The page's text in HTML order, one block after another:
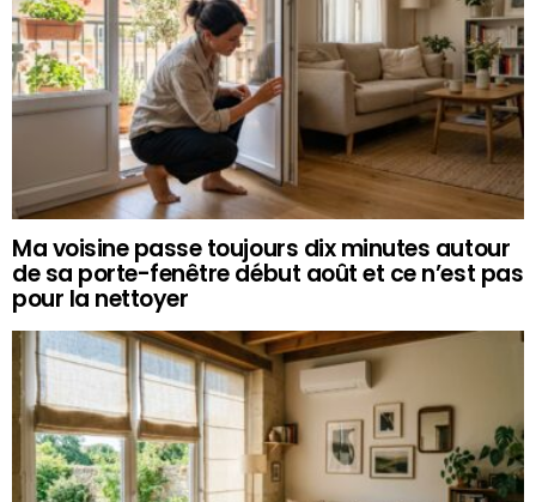
Ma voisine passe toujours dix minutes autour
de sa porte-fenêtre début août et ce n’est pas
pour la nettoyer